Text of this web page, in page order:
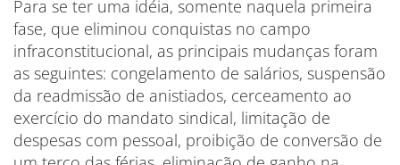
Para se ter uma idéia, somente naquela primeira
fase, que eliminou conquistas no campo
infraconstitucional, as principais mudanças foram
as seguintes: congelamento de salários, suspensão
da readmissão de anistiados, cerceamento ao
exercício do mandato sindical, limitação de
despesas com pessoal, proibição de conversão de